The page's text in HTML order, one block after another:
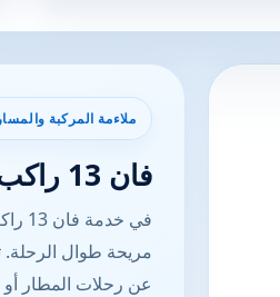
ملاءمة المركبة والمسار
فان 13 راكب للإيجار
في
مريحة طوال الرحلة.
عن رحلات المطار أو